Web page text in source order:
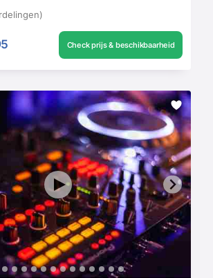
Check prijs & beschikbaarheid